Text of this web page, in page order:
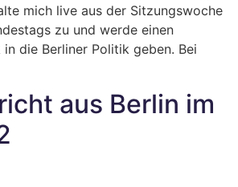
mich live aus der Sitzungswoche
zu und werde einen
die Berliner Politik geben. Bei
aus Berlin im